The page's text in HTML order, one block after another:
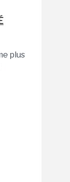
plus